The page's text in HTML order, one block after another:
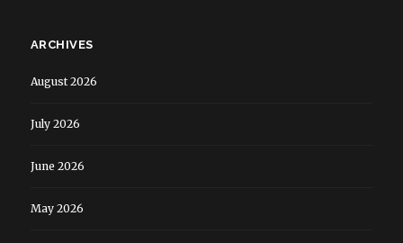
ARCHIVES
August 2026
July 2026
June 2026
May 2026